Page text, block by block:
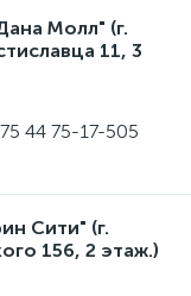
Молл" (г.
11, 3
44 75-17-505
Сити" (г.
156, 2 этаж.)